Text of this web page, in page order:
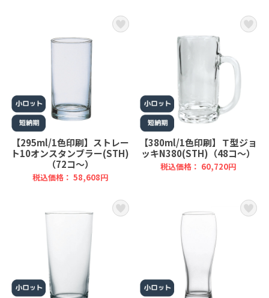
【295ml/1色印刷】ストレー
ト10オンスタンブラー(STH)
（72コ～）
税込価格： 58,608円
【380ml/1色印刷】Ｔ型ジョ
ッキN380(STH)（48コ～）
税込価格： 60,720円